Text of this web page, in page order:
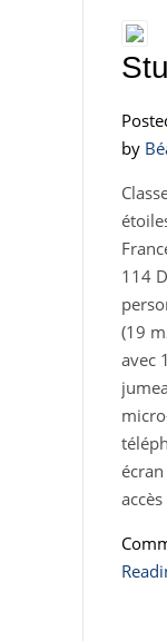
by
114
(19
avec